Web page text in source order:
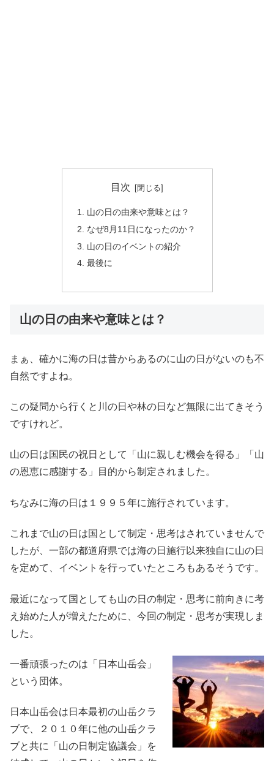
目次
山の日の由来や意味とは？
なぜ8月11日になったのか？
山の日のイベントの紹介
最後に
山の日の由来や意味とは？
まぁ、確かに海の日は昔からあるのに山の日がないのも不
自然ですよね。
この疑問から行くと川の日や林の日など無限に出てきそう
ですけれど。
山の日は国民の祝日として「山に親しむ機会を得る」「山
の恩恵に感謝する」目的から制定されました。
ちなみに海の日は１９９５年に施行されています。
これまで山の日は国として制定 ・思考はされていませんで
したが、一部の都道府県では海の日施行以来独自に山の日
を定めて、イベントを行っていたところもあるそうです。
最近になって国としても山の日の制定・思考に前向きに考
え始めた人が増えたために、今回の制定・思考が実現しま
した。
一番頑張ったのは「日本山岳会」
という団体。
日本山岳会は日本最初の山岳クラ
ブで、２０１０年に他の山岳クラ
ブと共に「山の日制定協議会」を